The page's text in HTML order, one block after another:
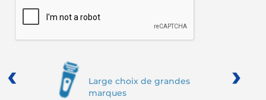
Large choix de grandes
marques
‹ ›